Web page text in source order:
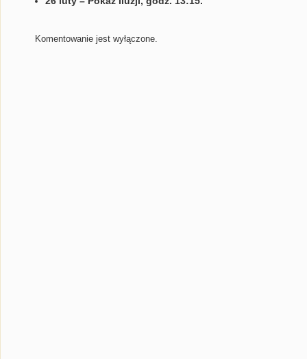
Komentowanie jest wyłączone.